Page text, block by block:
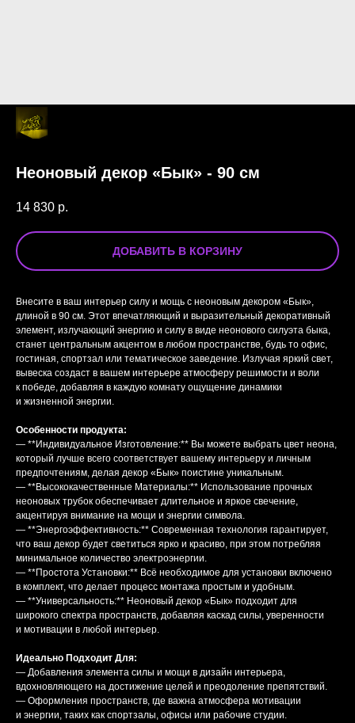
Неоновый декор «Бык» - 90 см
14 830 р.
ДОБАВИТЬ В КОРЗИНУ
Внесите в ваш интерьер силу и мощь с неоновым декором «Бык»,
длиной в 90 см. Этот впечатляющий и выразительный декоративный
элемент, излучающий энергию и силу в виде неонового силуэта быка,
станет центральным акцентом в любом пространстве, будь то офис,
гостиная, спортзал или тематическое заведение. Излучая яркий свет,
вывеска создаст в вашем интерьере атмосферу решимости и воли
к победе, добавляя в каждую комнату ощущение динамики
и жизненной энергии.
Особенности продукта:
— **Индивидуальное Изготовление:** Вы можете выбрать цвет неона,
который лучше всего соответствует вашему интерьеру и личным
предпочтениям, делая декор «Бык» поистине уникальным.
— **Высококачественные Материалы:** Использование прочных
неоновых трубок обеспечивает длительное и яркое свечение,
акцентируя внимание на мощи и энергии символа.
— **Энергоэффективность:** Современная технология гарантирует,
что ваш декор будет светиться ярко и красиво, при этом потребляя
минимальное количество электроэнергии.
— **Простота Установки:** Всё необходимое для установки включено
в комплект, что делает процесс монтажа простым и удобным.
— **Универсальность:** Неоновый декор «Бык» подходит для
широкого спектра пространств, добавляя каскад силы, уверенности
и мотивации в любой интерьер.
Идеально Подходит Для:
— Добавления элемента силы и мощи в дизайн интерьера,
вдохновляющего на достижение целей и преодоление препятствий.
— Оформления пространств, где важна атмосфера мотивации
и энергии, таких как спортзалы, офисы или рабочие студии.